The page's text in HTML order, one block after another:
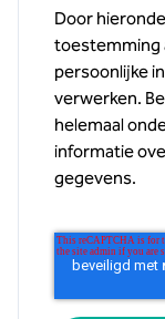
Door
toestemming
persoonlijke
verwerken.
helemaal
informatie
gegevens.